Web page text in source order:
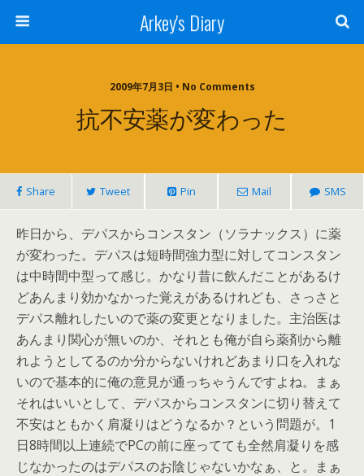
Arkey's Diary
2009年7月3日 • No Comments
抗不安薬が変わった
Share Tweet Pin Mail SMS
昨日から、デパスからコンスタン（ソラナックス）に薬
が変わった。デパスは短時間強力型に対してコンスタン
は中時間中型って感じ。かなり昔に飲んだことがあるけ
どあんまり効かなかった覚えがあるけれども、さっさと
デパス離れしたいので薬の変更となりました。主治医は
あんまり関心が無いのか、それとも俺が自ら薬剤から離
れようとしてるのか分からないけれどあまり口を入れな
いので基本的に俺の意見が通っちゃうんですよね。まぁ
それはいいとして、デパスからコンスタンに切り替えて
不安はともかく肩凝りはどうなるか？という問題が。1
日8時間以上連続でPCの前に座ってても全然肩凝りを感
じなかったのはデパスのお陰じゃないかなぁ、と。まぁ